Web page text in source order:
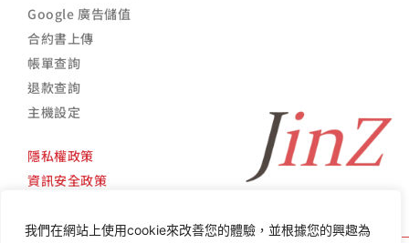
我們在網站上使用cookie來改善您的體驗，並根據您的興趣為
Google 廣告儲值
合約書上傳
帳單查詢
退款查詢
主機設定
隱私權政策
資訊安全政策